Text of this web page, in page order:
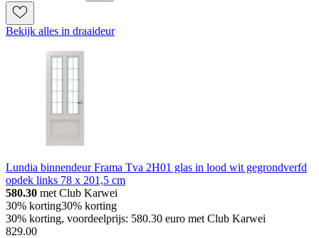
Bekijk alles in draaideur
Lundia binnendeur Frama Tva 2H01 glas in lood wit gegrondverfd
opdek links 78 x 201,5 cm
580.30 met Club Karwei
30% korting30% korting
30% korting, voordeelprijs: 580.30 euro met Club Karwei
829.00